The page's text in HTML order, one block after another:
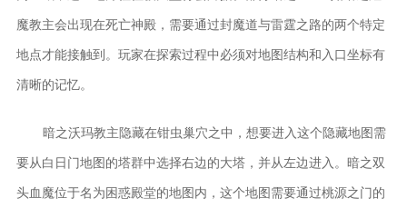
魔教主会出现在死亡神殿，需要通过封魔道与雷霆之路的两个特定
地点才能接触到。玩家在探索过程中必须对地图结构和入口坐标有
清晰的记忆。
暗之沃玛教主隐藏在钳虫巢穴之中，想要进入这个隐藏地图需
要从白日门地图的塔群中选择右边的大塔，并从左边进入。暗之双
头血魔位于名为困惑殿堂的地图内，这个地图需要通过桃源之门的